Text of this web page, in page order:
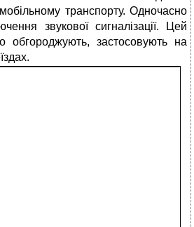
транспорту. Одночасно
звукової сигналізації. Цей
обгороджують, застосовують на